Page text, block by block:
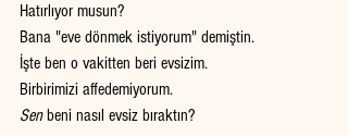
Hatırlıyor musun?
Bana "eve dönmek istiyorum" demiştin.
İşte ben o vakitten beri evsizim.
Birbirimizi affedemiyorum.
Sen beni nasıl evsiz bıraktın?